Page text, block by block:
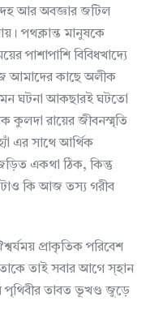
আর অবজ্ঞার জটিল
পথক্লান্ত মানুষকে
পাশাপাশি বিবিধখাদ্যে
আমাদের কাছে অলীক
ঘটনা আকছারই ঘটতো
রায়ের জীবনস্মৃতি
এর সাথে আর্থিক
জড়িত একথা ঠিক, কিন্তু
কি আজ তস্য গরীব
প্রাকৃতিক পরিবেশ
তাই সবার আগে স্হান
তাবত ভূখণ্ড জুড়ে